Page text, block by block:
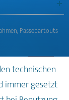
Passepartouts
technischen
immer gesetzt